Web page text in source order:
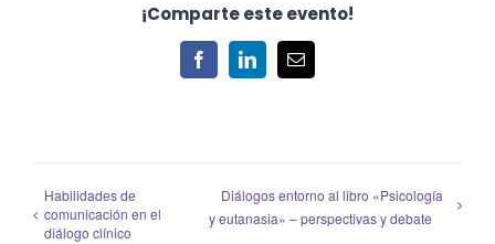
¡Comparte este evento!
FacebookLinkedInCorreo
electrónico
Habilidades de
comunicación en el
diálogo clínico
Diálogos entorno al libro «Psicología
y eutanasia» – perspectivas y debate